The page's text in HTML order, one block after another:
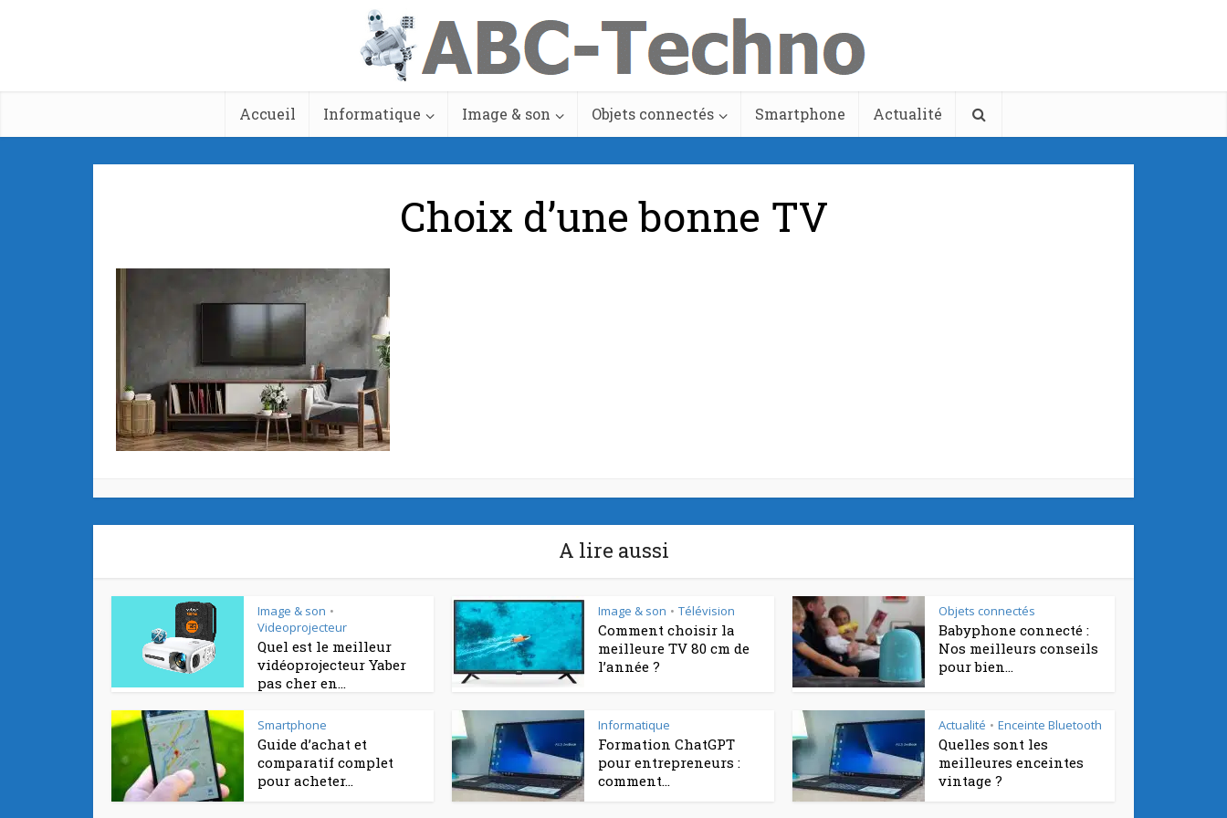
Accueil Informatique Image & son Objets connectés Smartphone Actualité
Choix d’une bonne TV
A lire aussi
Image & son •
Videoprojecteur
Quel est le meilleur
vidéoprojecteur Yaber
pas cher en...
Image & son • Télévision
Comment choisir la
meilleure TV 80 cm de
l’année ?
Objets connectés
Babyphone connecté :
Nos meilleurs conseils
pour bien...
Smartphone
Guide d’achat et
comparatif complet
pour acheter...
Informatique
Formation ChatGPT
pour entrepreneurs :
comment...
Actualité • Enceinte Bluetooth
Quelles sont les
meilleures enceintes
vintage ?